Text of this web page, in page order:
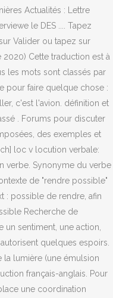
Actualités : Lettre
le DES .... Tapez
Valider ou tapez sur
Cette traduction est à
les mots sont classés par
pour faire quelque chose :
c'est l'avion. définition et
. Forums pour discuter
des exemples et
loc v locution verbale:
verbe. Synonyme du verbe
de "rendre possible"
: possible de rendre, afin
Recherche de
sentiment, une action,
quelques espoirs.
la lumière (une émulsion
français-anglais. Pour
une coordination